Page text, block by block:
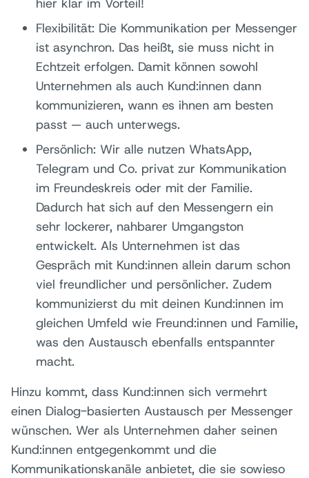
hier klar im Vorteil!
Flexibilität: Die Kommunikation per Messenger
ist asynchron. Das heißt, sie muss nicht in
Echtzeit erfolgen. Damit können sowohl
Unternehmen als auch Kund:innen dann
kommunizieren, wann es ihnen am besten
passt — auch unterwegs.
Persönlich: Wir alle nutzen WhatsApp,
Telegram und Co. privat zur Kommunikation
im Freundeskreis oder mit der Familie.
Dadurch hat sich auf den Messengern ein
sehr lockerer, nahbarer Umgangston
entwickelt. Als Unternehmen ist das
Gespräch mit Kund:innen allein darum schon
viel freundlicher und persönlicher. Zudem
kommunizierst du mit deinen Kund:innen im
gleichen Umfeld wie Freund:innen und Familie,
was den Austausch ebenfalls entspannter
macht.
Hinzu kommt, dass Kund:innen sich vermehrt
einen Dialog-basierten Austausch per Messenger
wünschen. Wer als Unternehmen daher seinen
Kund:innen entgegenkommt und die
Kommunikationskanäle anbietet, die sie sowieso